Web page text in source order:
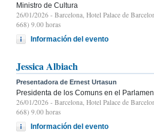
Ministro de Cultura
26/01/2026 - Barcelona, Hotel Palace de
668) 9.00 horas
Información del evento
Jessica Albiach
Presentadora de Ernest Urtasun
Presidenta de los Comuns en el
26/01/2026 - Barcelona, Hotel Palace de
668) 9.00 horas
Información del evento